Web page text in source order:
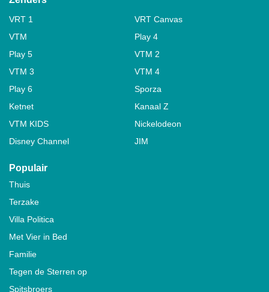
VRT 1
VRT Canvas
VTM
Play 4
Play 5
VTM 2
VTM 3
VTM 4
Play 6
Sporza
Ketnet
Kanaal Z
VTM KIDS
Nickelodeon
Disney Channel
JIM
Populair
Thuis
Terzake
Villa Politica
Met Vier in Bed
Familie
Tegen de Sterren op
Spitsbroers